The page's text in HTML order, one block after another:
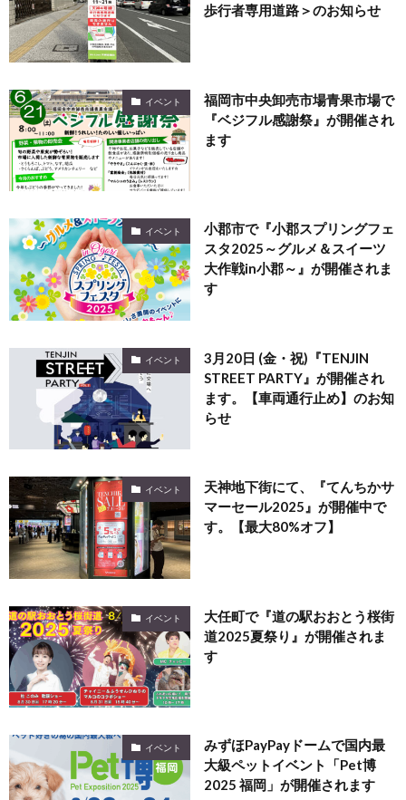
歩行者専用道路＞のお知らせ
イベント
福岡市中央卸売市場青果市場で
『ベジフル感謝祭』が開催され
ます
イベント
小郡市で『小郡スプリングフェ
スタ2025～グルメ＆スイーツ
大作戦in小郡～』が開催されま
す
イベント
3月20日 (金・祝)『TENJIN
STREET PARTY』が開催され
ます。【車両通行止め】のお知
らせ
イベント
天神地下街にて、『てんちかサ
マーセール2025』が開催中で
す。【最大80%オフ】
イベント
大任町で『道の駅おおとう桜街
道2025夏祭り』が開催されま
す
イベント
みずほPayPayドームで国内最
大級ペットイベント「Pet博
2025 福岡」が開催されます